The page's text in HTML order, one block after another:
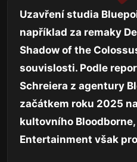
Uzavření studia
například za remaky
Shadow of the
souvislosti. Podle
Schreiera z agentury
začátkem roku 2025
kultovního
Entertainment však